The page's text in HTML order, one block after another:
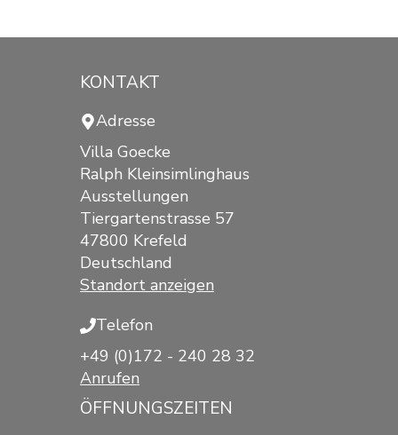
KONTAKT
Adresse
Villa Goecke
Ralph Kleinsimlinghaus
Ausstellungen
Tiergartenstrasse 57
47800 Krefeld
Deutschland
Standort anzeigen
Telefon
+49 (0)172 - 240 28 32
Anrufen
ÖFFNUNGSZEITEN